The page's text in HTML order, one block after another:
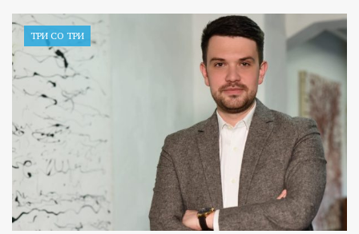
ТРИ СО ТРИ